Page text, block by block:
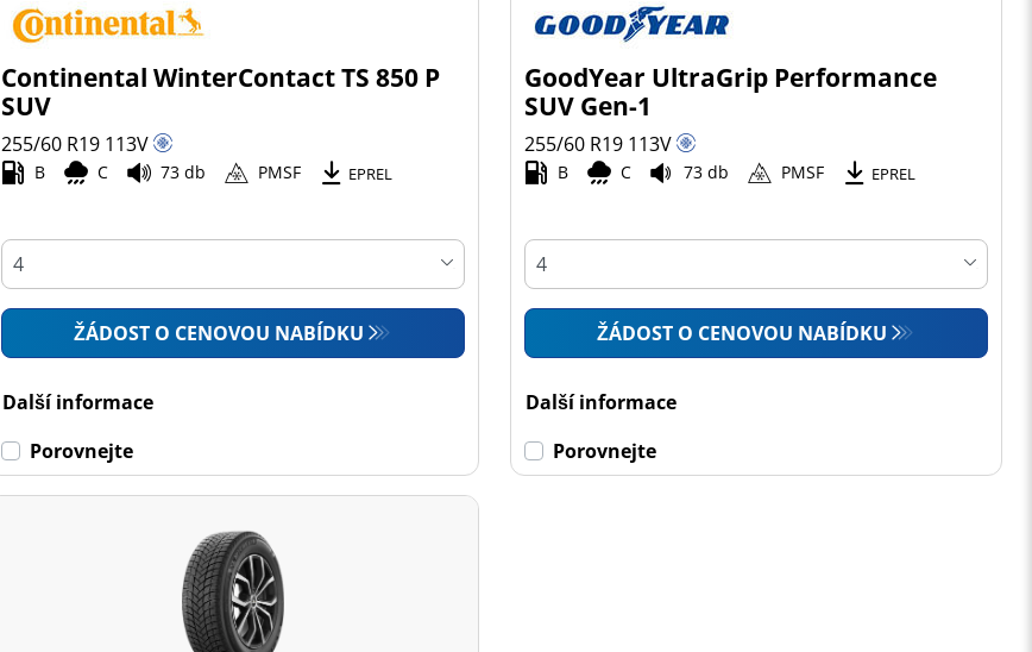
Continental WinterContact TS 850 P
SUV
255/60 R19 113V
B C 73 db PMSF EPREL
ŽÁDOST O CENOVOU NABÍDKU
Další informace
Porovnejte
GoodYear UltraGrip Performance
SUV Gen-1
255/60 R19 113V
B C 73 db PMSF EPREL
ŽÁDOST O CENOVOU NABÍDKU
Další informace
Porovnejte